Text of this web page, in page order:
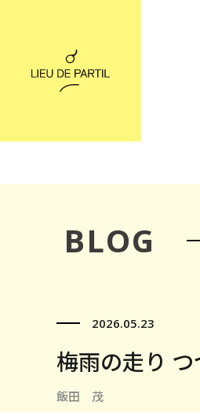
BLOG
2026.05.23
梅雨の走り つ
飯田 茂